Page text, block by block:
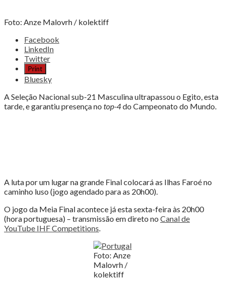
Foto: Anze Malovrh / kolektiff
Share
post
"PORTUGAL
NAS
MEIAS
FINAIS
IHF
Facebook
LinkedIn
Twitter
Print
Bluesky
A Seleção Nacional sub-21 Masculina ultrapassou o Egito, esta
tarde, e garantiu presença no top-4do Campeonato do Mundo.
A luta por um lugar na grande Final colocará as Ilhas Faroé no
caminho luso (jogo agendado para as 20h00).
O jogo da Meia Final acontece já esta sexta-feira às 20h00
(hora portuguesa) – transmissão em direto no Canal de
YouTube IHF Competitions.
Foto: Anze
Malovrh /
kolektiff